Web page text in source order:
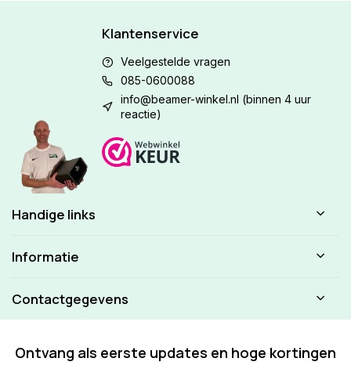
Klantenservice
Veelgestelde vragen
085-0600088
info@beamer-winkel.nl (binnen 4 uur
reactie)
Handige links
Informatie
Contactgegevens
Ontvang als eerste updates en hoge kortingen